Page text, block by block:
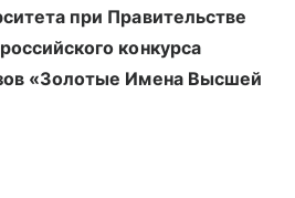
при Правительстве
конкурса
«Золотые Имена Высшей